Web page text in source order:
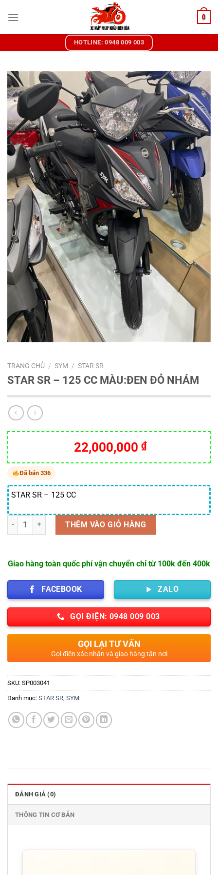
đến
0
HOTLINE: 0948 009 003
TRANG CHỦ / SYM / STAR SR
STAR SR – 125 CC MÀU:ĐEN ĐỎ NHÁM
22,000,000 ₫
Đã bán 336
STAR SR – 125 CC
Số lượng THÊM VÀO GIỎ HÀNG
Giao hàng toàn quốc phí vận chuyển chỉ từ 100k đến 400k
FACEBOOK ZALO
GỌI ĐIỆN: 0948 009 003
GỌI LẠI TƯ VẤN
Gọi điện xác nhận và giao hàng tận nơi
SKU: SP003041
Danh mục: STAR SR, SYM
ĐÁNH GIÁ (0)
THÔNG TIN CƠ BẢN